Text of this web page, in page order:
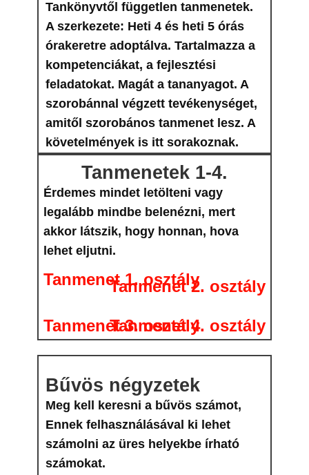
Tankönyvtől független t​anmenetek.​​
A szerkezete: Heti 4 és heti 5 órás
órakeretre adoptálva. Tartalmazza a
kompetenciákat, a fejlesztési
feladatokat. Magát a tananyagot. A
szorobánnal végzett tevékenységet,
amitől szorobános tanmenet lesz. A
követelmények is itt sorakoznak.
Tanmenetek 1-4.
Érdemes mindet letölteni vagy
legalább mindbe belenézni, mert
akkor látszik, hogy honnan, hova
lehet eljutni.
Tanmenet 1. osztály
Tanmenet 2. osztály
Tanmenet 4. osztály
Tanmenet 3. osztály
Bűvös négyzetek
Meg kell keresni a bűvös számot,
Ennek felhasználásával ki lehet
számolni az üres helyekbe írható
számokat.